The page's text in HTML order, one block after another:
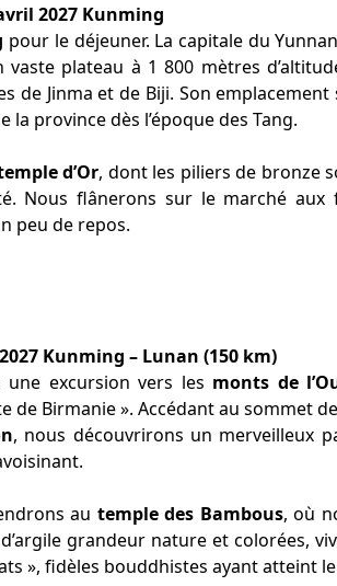
2027 Kunming
pour le déjeuner. La capitale du
vaste plateau à 1 800 mètres
de Jinma et de Biji. Son
la province dès l’époque des Tang.
d’Or, dont les piliers de bronze
Nous flânerons sur le marché aux
peu de repos.
Kunming – Lunan (150 km)
une excursion vers les monts de
de Birmanie ». Accédant au sommet
, nous découvrirons un merveilleux
au temple des Bambous, où
grandeur nature et colorées,
», fidèles bouddhistes ayant atteint